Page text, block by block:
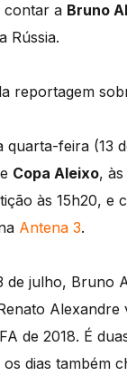
contar a Bruno
Rússia.
reportagem
quarta-feira (13
Copa Aleixo,
às 15h20, e
Antena 3.
de julho, Bruno
Alexandre
de 2018. É
dias também